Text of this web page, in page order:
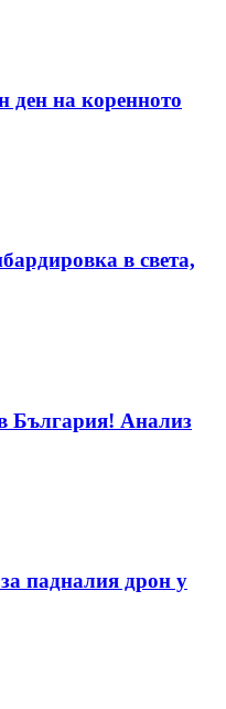
ден на коренното
в света,
България! Анализ
падналия дрон у